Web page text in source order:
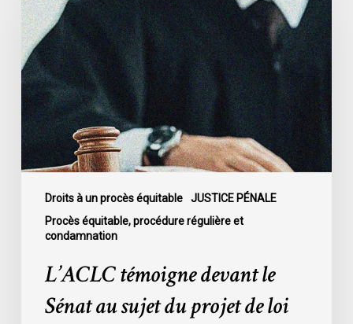
Droits à un procès équitable
JUSTICE PÉNALE
Procès équitable, procédure régulière et
condamnation
devant
le
Sénat
au
sujet
du
projet
de
L’ACLC témoigne devant le
Sénat au sujet du projet de loi